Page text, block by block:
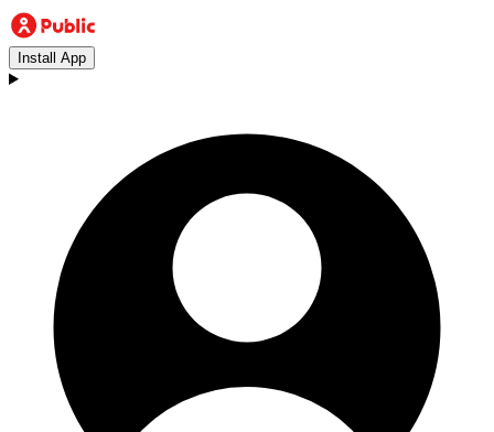
Install App